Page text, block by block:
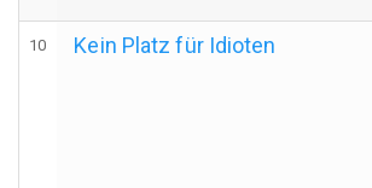
10 Kein Platz für Idioten